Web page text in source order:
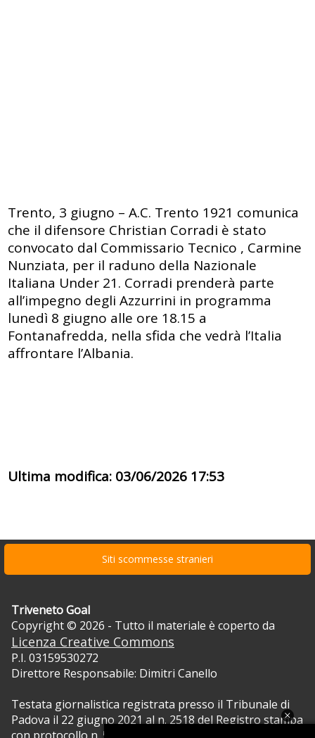
Trento, 3 giugno – A.C. Trento 1921 comunica
che il difensore Christian Corradi è stato
convocato dal Commissario Tecnico , Carmine
Nunziata, per il raduno della Nazionale
Italiana Under 21. Corradi prenderà parte
all’impegno degli Azzurrini in programma
lunedì 8 giugno alle ore 18.15 a
Fontanafredda, nella sfida che vedrà l’Italia
affrontare l’Albania.
Ultima modifica: 03/06/2026 17:53
Siti scommesse stranieri
Triveneto Goal
Copyright © 2026 - Tutto il materiale è coperto da
Licenza Creative Commons
P.I. 03159530272
Direttore Responsabile: Dimitri Canello
Testata giornalistica registrata presso il Tribunale di
Padova il 22 giugno 2021 al n. 2518 del Registro stampa